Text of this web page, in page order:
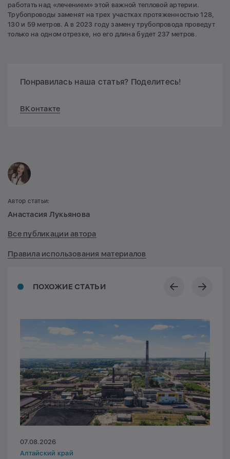
работать над «лечением» этой важной тепловой артерии.
Трубопроводы заменят на трех участках протяженностью 128,
130 и 59 метров. А в 2023 году замену трубопровода проведут
только на одном отрезке, но его длина будет 237 метров.
Понравилась наша статья? Поделитесь!
ВКонтакте
ПОХОЖИЕ СТАТЬИ
07.08.2026
Алтайский край
Автор статьи:
Анастасия Лукьянова
Все публикации автора
Правила использования материалов